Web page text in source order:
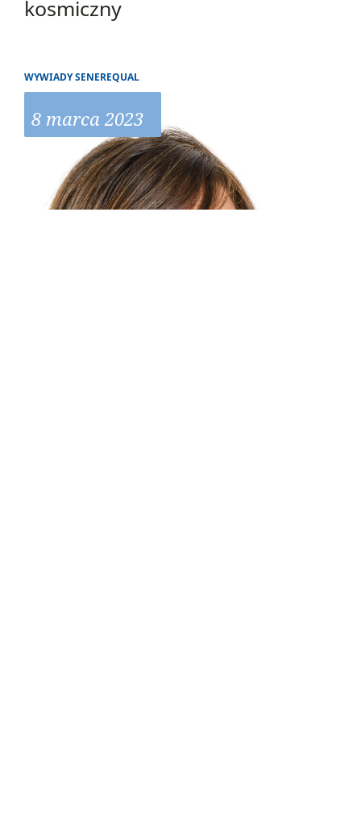
kosmiczny
WYWIADY SENEREQUAL
8 marca 2023